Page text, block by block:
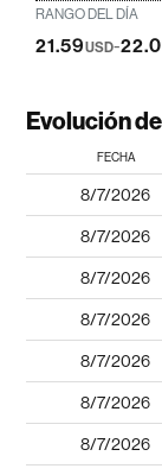
RANGO DEL DÍA
21.59USD-
Evolución
FECHA
8/7/2026
8/7/2026
8/7/2026
8/7/2026
8/7/2026
8/7/2026
8/7/2026